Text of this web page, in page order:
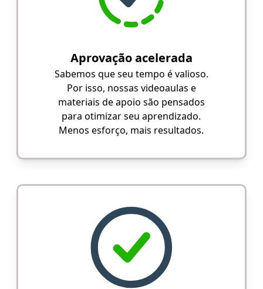
Aprovação acelerada
Sabemos que seu tempo é valioso.
Por isso, nossas videoaulas e
materiais de apoio são pensados
para otimizar seu aprendizado.
Menos esforço, mais resultados.